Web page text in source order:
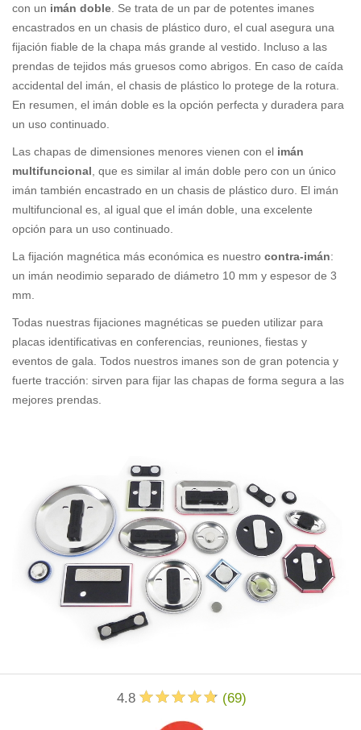
con un imán doble . Se trata de un par de potentes imanes
encastrados en un chasis de plástico duro, el cual asegura una
fijación fiable de la chapa más grande al vestido. Incluso a las
prendas de tejidos más gruesos como abrigos. En caso de caída
accidental del imán, el chasis de plástico lo protege de la rotura.
En resumen, el imán doble es la opción perfecta y duradera para
un uso continuado.
Las chapas de dimensiones menores vienen con el imán
multifuncional , que es similar al imán doble pero con un único
imán también encastrado en un chasis de plástico duro. El imán
multifuncional es, al igual que el imán doble, una excelente
opción para un uso continuado.
La fijación magnética más económica es nuestro contra-imán:
un imán neodimio separado de diámetro 10 mm y espesor de 3
mm.
Todas nuestras fijaciones magnéticas se pueden utilizar para
placas identificativas en conferencias, reuniones, fiestas y
eventos de gala. Todos nuestros imanes son de gran potencia y
fuerte tracción: sirven para fijar las chapas de forma segura a las
mejores prendas.
4.8 (69)